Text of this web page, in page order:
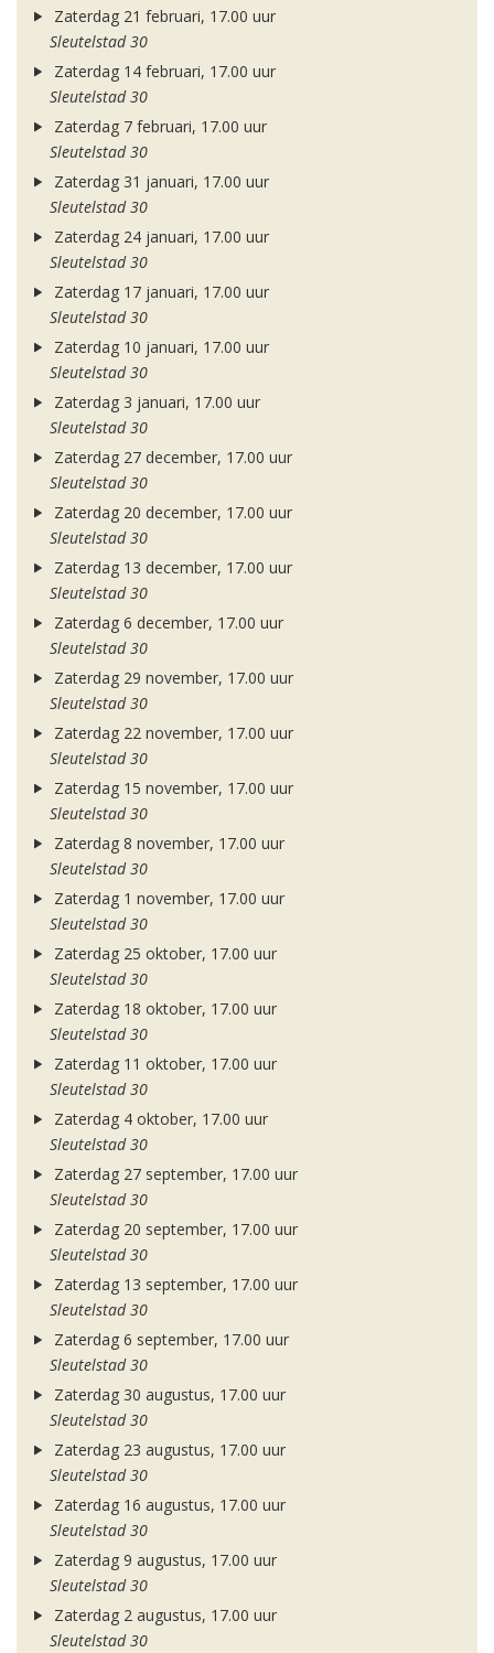
Zaterdag 21 februari, 17.00 uur
Sleutelstad 30
Zaterdag 14 februari, 17.00 uur
Sleutelstad 30
Zaterdag 7 februari, 17.00 uur
Sleutelstad 30
Zaterdag 31 januari, 17.00 uur
Sleutelstad 30
Zaterdag 24 januari, 17.00 uur
Sleutelstad 30
Zaterdag 17 januari, 17.00 uur
Sleutelstad 30
Zaterdag 10 januari, 17.00 uur
Sleutelstad 30
Zaterdag 3 januari, 17.00 uur
Sleutelstad 30
Zaterdag 27 december, 17.00 uur
Sleutelstad 30
Zaterdag 20 december, 17.00 uur
Sleutelstad 30
Zaterdag 13 december, 17.00 uur
Sleutelstad 30
Zaterdag 6 december, 17.00 uur
Sleutelstad 30
Zaterdag 29 november, 17.00 uur
Sleutelstad 30
Zaterdag 22 november, 17.00 uur
Sleutelstad 30
Zaterdag 15 november, 17.00 uur
Sleutelstad 30
Zaterdag 8 november, 17.00 uur
Sleutelstad 30
Zaterdag 1 november, 17.00 uur
Sleutelstad 30
Zaterdag 25 oktober, 17.00 uur
Sleutelstad 30
Zaterdag 18 oktober, 17.00 uur
Sleutelstad 30
Zaterdag 11 oktober, 17.00 uur
Sleutelstad 30
Zaterdag 4 oktober, 17.00 uur
Sleutelstad 30
Zaterdag 27 september, 17.00 uur
Sleutelstad 30
Zaterdag 20 september, 17.00 uur
Sleutelstad 30
Zaterdag 13 september, 17.00 uur
Sleutelstad 30
Zaterdag 6 september, 17.00 uur
Sleutelstad 30
Zaterdag 30 augustus, 17.00 uur
Sleutelstad 30
Zaterdag 23 augustus, 17.00 uur
Sleutelstad 30
Zaterdag 16 augustus, 17.00 uur
Sleutelstad 30
Zaterdag 9 augustus, 17.00 uur
Sleutelstad 30
Zaterdag 2 augustus, 17.00 uur
Sleutelstad 30